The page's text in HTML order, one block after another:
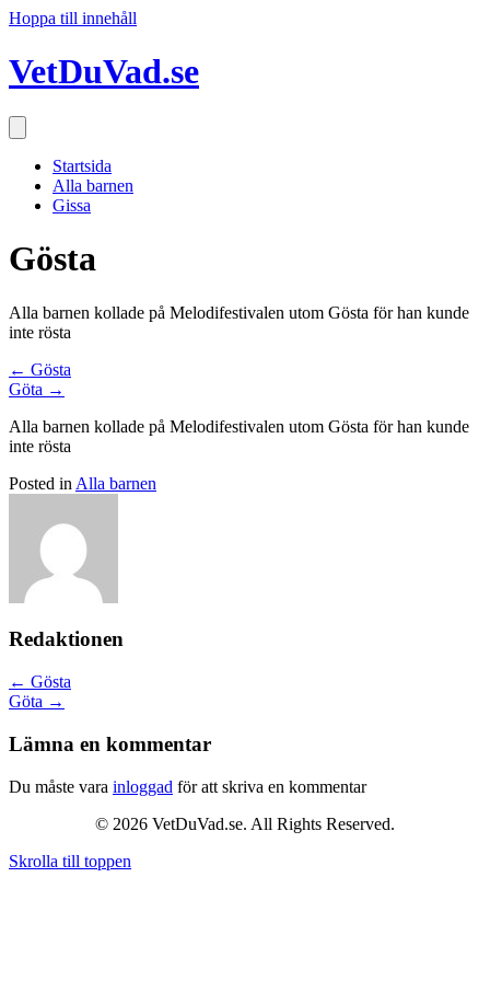
Hoppa till innehåll
VetDuVad.se
Startsida
Alla barnen
Gissa
Gösta
Alla barnen kollade på Melodifestivalen utom Gösta för han kunde
inte rösta
Posts
navigation
← Gösta
Göta →
Alla barnen kollade på Melodifestivalen utom Gösta för han kunde
inte rösta
Posted in Alla barnen
Redaktionen
Posts
navigation
← Gösta
Göta →
Lämna en kommentar
Du måste vara inloggad för att skriva en kommentar
© 2026 VetDuVad.se. All Rights Reserved.
Skrolla till toppen